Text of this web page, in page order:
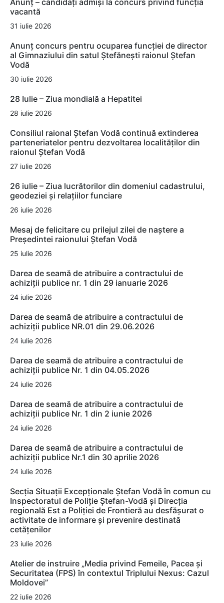
Anunț – candidați admiși la concurs privind funcția
vacantă
31 iulie 2026
Anunț concurs pentru ocuparea funcției de director
al Gimnaziului din satul Ștefănești raionul Ștefan
Vodă
30 iulie 2026
28 Iulie – Ziua mondială a Hepatitei
28 iulie 2026
Consiliul raional Ștefan Vodă continuă extinderea
parteneriatelor pentru dezvoltarea localităților din
raionul Ștefan Vodă
27 iulie 2026
26 iulie – Ziua lucrătorilor din domeniul cadastrului,
geodeziei și relațiilor funciare
26 iulie 2026
Mesaj de felicitare cu prilejul zilei de naștere a
Președintei raionului Ștefan Vodă
25 iulie 2026
Darea de seamă de atribuire a contractului de
achiziții publice nr. 1 din 29 ianuarie 2026
24 iulie 2026
Darea de seamă de atribuire a contractului de
achiziții publice NR.01 din 29.06.2026
24 iulie 2026
Darea de seamă de atribuire a contractului de
achiziții publice Nr. 1 din 04.05.2026
24 iulie 2026
Darea de seamă de atribuire a contractului de
achiziții publice Nr. 1 din 2 iunie 2026
24 iulie 2026
Darea de seamă de atribuire a contractului de
achiziții publice Nr.1 din 30 aprilie 2026
24 iulie 2026
Secția Situații Excepționale Ștefan Vodă în comun cu
Inspectoratul de Poliție Ștefan-Vodă și Direcția
regională Est a Poliției de Frontieră au desfășurat o
activitate de informare și prevenire destinată
cetățenilor
23 iulie 2026
Atelier de instruire „Media privind Femeile, Pacea și
Securitatea (FPS) în contextul Triplului Nexus: Cazul
Moldovei”
22 iulie 2026